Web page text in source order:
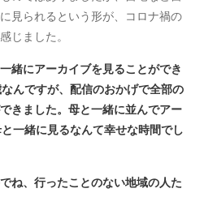
見られるという形が、コロナ禍の
じました。
緒にアーカイブを見ることができ
んですが、配信のおかげで全部の
きました。母と一緒に並んでアー
一緒に見るなんて幸せな時間でし
ね、行ったことのない地域の人た